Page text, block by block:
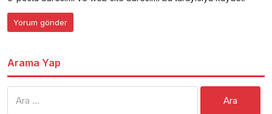
Arama Yap